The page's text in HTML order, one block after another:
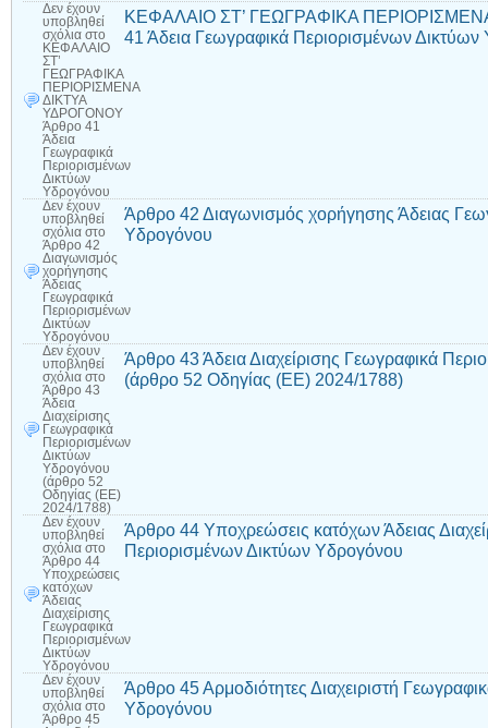
Δεν έχουν
υποβληθεί
σχόλια στο
ΚΕΦΑΛΑΙΟ
ΣΤ’
ΓΕΩΓΡΑΦΙΚΑ
ΠΕΡΙΟΡΙΣΜΕΝΑ
ΔΙΚΤΥΑ
ΥΔΡΟΓΟΝΟΥ
Άρθρο 41
Άδεια
Γεωγραφικά
Περιορισμένων
Δικτύων
Υδρογόνου
ΚΕΦΑΛΑΙΟ ΣΤ’ ΓΕΩΓΡΑΦΙΚΑ
41 Άδεια Γεωγραφικά Περιορισμένων
Δεν έχουν
υποβληθεί
σχόλια στο
Άρθρο 42
Διαγωνισμός
χορήγησης
Άδειας
Γεωγραφικά
Περιορισμένων
Δικτύων
Υδρογόνου
Άρθρο 42 Διαγωνισμός χορήγησης Άδειας
Υδρογόνου
Δεν έχουν
υποβληθεί
σχόλια στο
Άρθρο 43
Άδεια
Διαχείρισης
Γεωγραφικά
Περιορισμένων
Δικτύων
Υδρογόνου
(άρθρο 52
Οδηγίας (ΕΕ)
2024/1788)
Άρθρο 43 Άδεια Διαχείρισης Γεωγραφικά
(άρθρο 52 Οδηγίας (ΕΕ) 2024/1788)
Δεν έχουν
υποβληθεί
σχόλια στο
Άρθρο 44
Υποχρεώσεις
κατόχων
Άδειας
Διαχείρισης
Γεωγραφικά
Περιορισμένων
Δικτύων
Υδρογόνου
Άρθρο 44 Υποχρεώσεις κατόχων Άδειας
Περιορισμένων Δικτύων Υδρογόνου
Δεν έχουν
υποβληθεί
σχόλια στο
Άρθρο 45
Άρθρο 45 Αρμοδιότητες Διαχειριστή
Υδρογόνου